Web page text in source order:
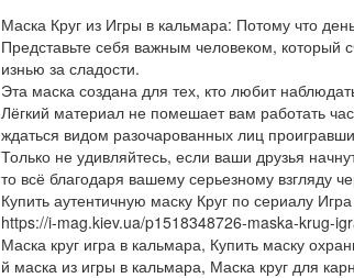
Маска Круг из Игры в кальмара: Потому что
Представьте себя важным человеком, который
изнью за сладости.
Эта маска создана для тех, кто любит
Лёгкий материал не помешает вам работать
ждаться видом разочарованных лиц
Только не удивляйтесь, если ваши друзья
то всё благодаря вашему серьезному взгляду
Купить аутентичную маску Круг по сериалу
https://i-mag.kiev.ua/p1518348726-maska-krug-
Маска круг игра в кальмара, Купить маску
й маска из игры в кальмара, Маска круг для